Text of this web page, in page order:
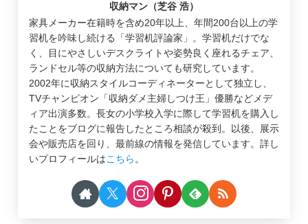
収納マン（芝谷 浩）
家具メーカー在籍時を含め20年以上、年間200台以上の学
習机を吟味し続ける「学習机評論家」。学習机だけでな
く、目にやさしいデスクライトや姿勢良く座れるチェア、
ランドセル等の収納方法についても研究しています。
2002年に収納スタイルコーディネーターとして独立し、
TVチャンピオン「収納ダメ主婦しつけ王」優勝などメデ
ィア出演多数。長女の小学校入学に際して学習机を購入し
たことをブログに報告したところ相談が殺到。以後、展示
会や販売店を回り、最前線の情報を発信しています。詳し
いプロフィールはこちら 。